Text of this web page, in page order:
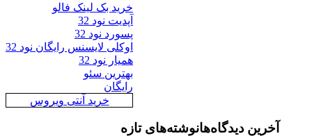
خرید بک لینک فالو
پسورد نود 32
اوکلی لایسنس رایگان نود 32
همیار نود 32
بهترین سئو
خرید آنتی ویروس
نوشته‌های تازهدیدگاه‌ها